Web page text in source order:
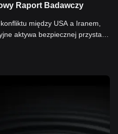
Raport Badawczy
między USA a Iranem,
aktywa bezpiecznej przystani
kontraktów terminowych na
USD za baryłkę, co może